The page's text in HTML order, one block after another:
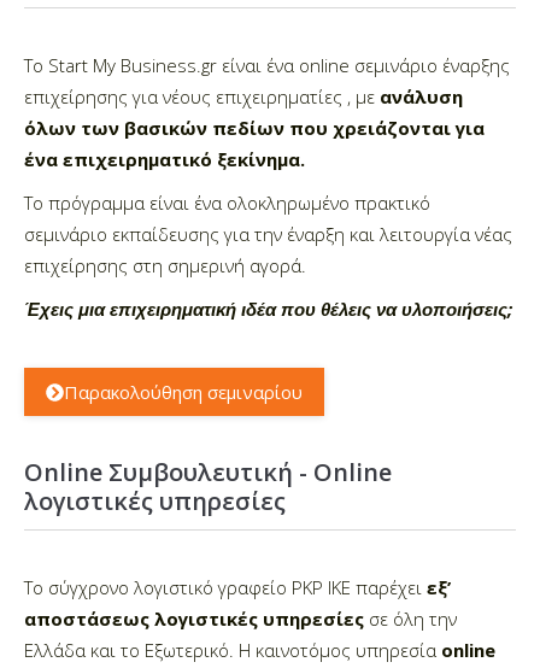
Το Start My Business.gr είναι ένα online σεμινάριο έναρξης
επιχείρησης για νέους επιχειρηματίες , με ανάλυση
όλων των βασικών πεδίων που χρειάζονται για
ένα επιχειρηματικό ξεκίνημα.
Το πρόγραμμα είναι ένα ολοκληρωμένο πρακτικό
σεμινάριο εκπαίδευσης για την έναρξη και λειτουργία νέας
επιχείρησης στη σημερινή αγορά.
Έχεις μια επιχειρηματική ιδέα που θέλεις να υλοποιήσεις;
Παρακολούθηση σεμιναρίου
Online Συμβουλευτική - Online
λογιστικές υπηρεσίες
Το σύγχρονο λογιστικό γραφείο PKP IKE παρέχει εξ’
αποστάσεως λογιστικές υπηρεσίες σε όλη την
Ελλάδα και το Εξωτερικό. Η καινοτόμος υπηρεσία online